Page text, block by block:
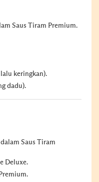
Saus Tiram Premium.
keringkan).
dadu).
Saus Tiram
Deluxe.